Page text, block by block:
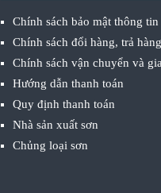
Chính sách bảo mật thông tin
Chính sách đổi hàng, trả hàng
Chính sách vận chuyển và
Hướng dẫn thanh toán
Quy định thanh toán
Nhà sản xuất sơn
Chủng loại sơn